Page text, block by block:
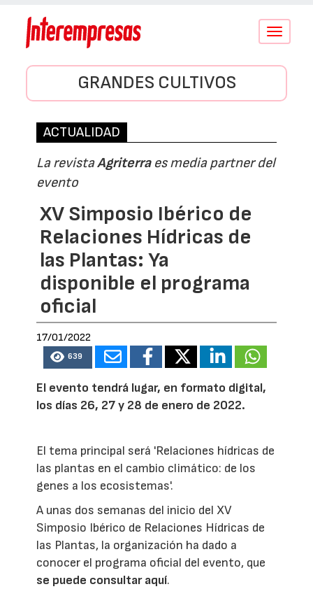
Conmutar
GRANDES CULTIVOS
ACTUALIDAD
La revistaAgriterraes media partner del
evento
XV Simposio Ibérico de
Relaciones Hídricas de
las Plantas: Ya
disponible el programa
oficial
17/01/2022
639
El evento tendrá lugar, en formato digital,
los días 26, 27 y 28 de enero de 2022.
El tema principal será 'Relaciones hídricas de
las plantas en el cambio climático: de los
genes a los ecosistemas'.
A unas dos semanas del inicio del XV
Simposio Ibérico de Relaciones Hídricas de
las Plantas, la organización ha dado a
conocer el programa oficial del evento, que
se puede consultar aquí.